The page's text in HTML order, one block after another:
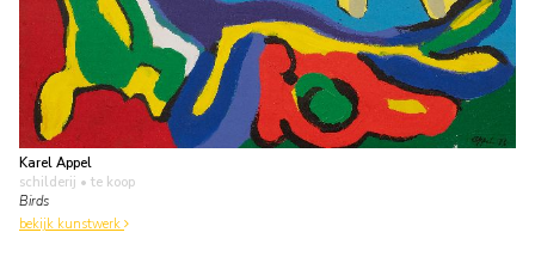
Karel Appel
schilderij • te koop
Birds
bekijk kunstwerk